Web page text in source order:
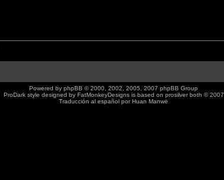
Powered by phpBB © 2000, 2002, 2005, 2007 phpBB Group
ProDark style designed by FatMonkeyDesignsis based on prosilverboth © 2007
Traducción al español porHuan Manwë